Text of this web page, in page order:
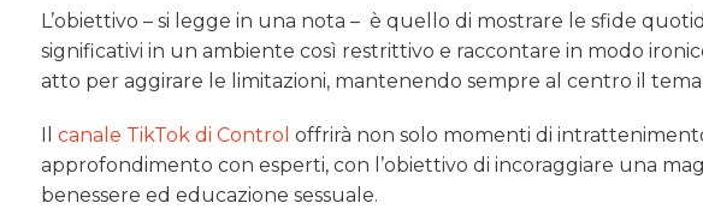
L’obiettivo – si legge in una nota – è quello di mostrare le sfide
significativi in un ambiente così restrittivo e raccontare in modo
atto per aggirare le limitazioni, mantenendo sempre al centro il tema
Ilcanale TikTok di Control offrirà non solo momenti di
approfondimento con esperti, con l’obiettivo di incoraggiare una
benessere ed educazione sessuale.